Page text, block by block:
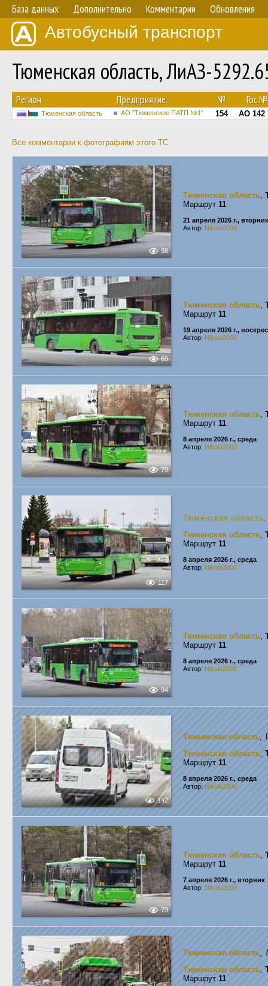
База данных Дополнительно Комментарии Обновления
Автобусный транспорт
Тюменская область, ЛиАЗ-
Регион Предприятие № Гос.№
Тюменская область АО "Тюменское ПАТП №1" 154 АО 142
Все комментарии к фотографиям этого ТС
98
Тюменская область,
Маршрут 11
21 апреля 2026 г., вторник
Автор: Nikola2000
69
Тюменская область,
Маршрут 11
19 апреля 2026 г.,
Автор: Nikola2000
79
Тюменская область,
Маршрут 11
8 апреля 2026 г., среда
Автор: Nikola2000
117
Тюменская область
Тюменская область,
Маршрут 11
8 апреля 2026 г., среда
Автор: Nikola2000
94
Тюменская область,
Маршрут 11
8 апреля 2026 г., среда
Автор: Nikola2000
142
Тюменская область,
Тюменская область,
Маршрут 11
8 апреля 2026 г., среда
Автор: Nikola2000
73
Тюменская область,
Маршрут 11
7 апреля 2026 г., вторник
Автор: Nikola2000
Тюменская область,
Тюменская область,
Маршрут 11